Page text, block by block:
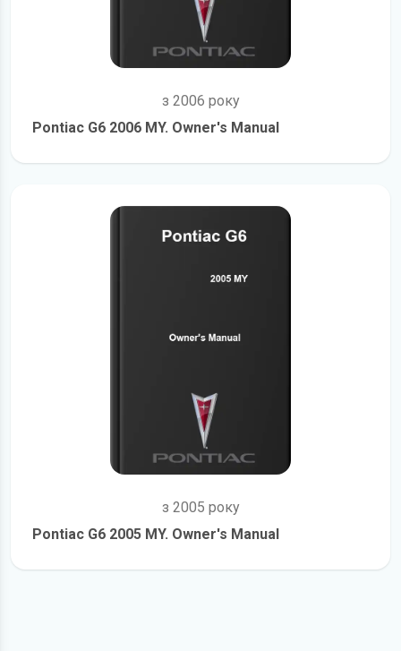
з 2006 року
Pontiac G6 2006 MY. Owner's Manual
з 2005 року
Pontiac G6 2005 MY. Owner's Manual